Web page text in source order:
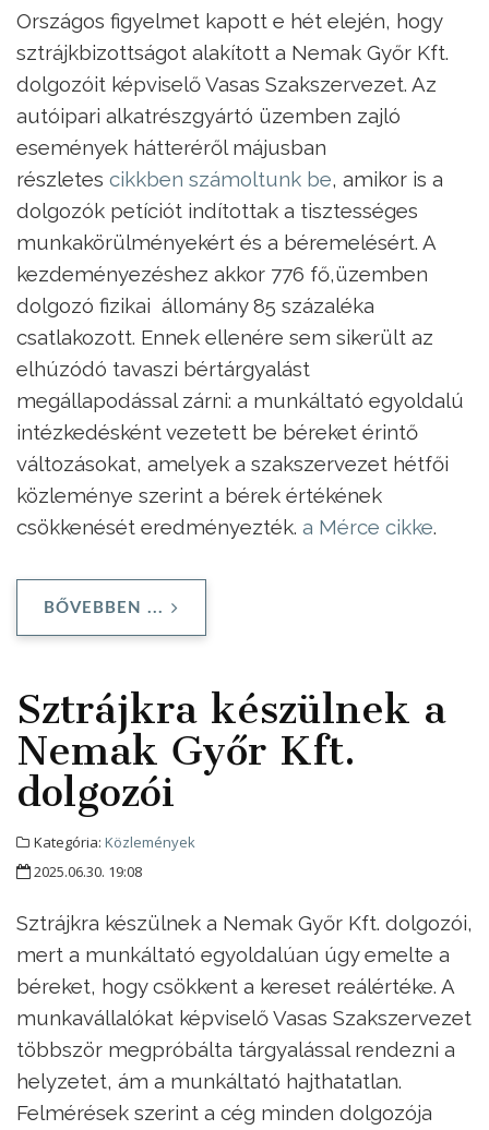
Országos figyelmet kapott e hét elején, hogy
sztrájkbizottságot alakított a Nemak Győr Kft.
dolgozóit képviselő Vasas Szakszervezet. Az
autóipari alkatrészgyártó üzemben zajló
események hátteréről májusban
részletes cikkben számoltunk be, amikor is a
dolgozók petíciót indítottak a tisztességes
munkakörülményekért és a béremelésért. A
kezdeményezéshez akkor 776 fő,üzemben
dolgozó fizikai állomány 85 százaléka
csatlakozott. Ennek ellenére sem sikerült az
elhúzódó tavaszi bértárgyalást
megállapodással zárni: a munkáltató egyoldalú
intézkedésként vezetett be béreket érintő
változásokat, amelyek a szakszervezet hétfői
közleménye szerint a bérek értékének
csökkenését eredményezték. a Mérce cikke.
BŐVEBBEN ...
Sztrájkra készülnek a
Nemak Győr Kft.
dolgozói
Kategória: Közlemények
2025.06.30. 19:08
Sztrájkra készülnek a Nemak Győr Kft. dolgozói,
mert a munkáltató egyoldalúan úgy emelte a
béreket, hogy csökkent a kereset reálértéke. A
munkavállalókat képviselő Vasas Szakszervezet
többször megpróbálta tárgyalással rendezni a
helyzetet, ám a munkáltató hajthatatlan.
Felmérések szerint a cég minden dolgozója